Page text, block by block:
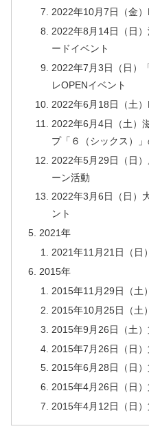
2022年10月7日（金
2022年8月14日（日
ードイベント
2022年7月3日（日）
レOPENイベント
2022年6月18日（土
2022年6月4日（土）
プ「６（シックス）
2022年5月29日（日
ーン活動
2022年3月6日（日）
ント
2021年
2021年11月21日（日
2015年
2015年11月29日（土
2015年10月25日（土
2015年9月26日（土
2015年7月26日（日
2015年6月28日（日
2015年4月26日（日
2015年4月12日（日